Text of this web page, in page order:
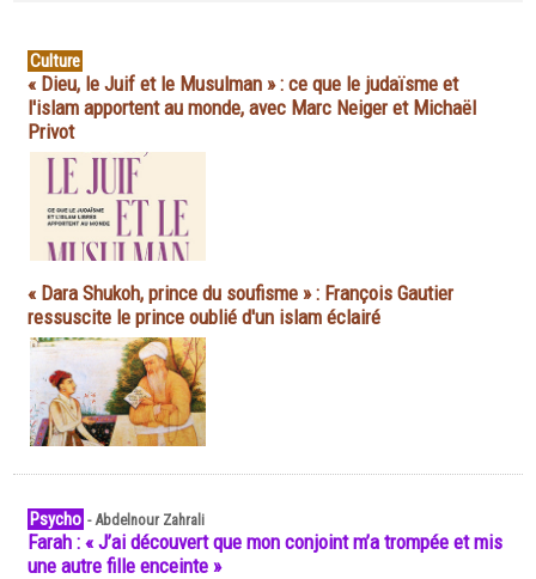
Culture
« Dieu, le Juif et le Musulman » : ce que le judaïsme et
l'islam apportent au monde, avec Marc Neiger et Michaël
Privot
« Dara Shukoh, prince du soufisme » : François Gautier
ressuscite le prince oublié d'un islam éclairé
Psycho -Abdelnour Zahrali
Farah : « J’ai découvert que mon conjoint m’a trompée et mis
une autre fille enceinte »